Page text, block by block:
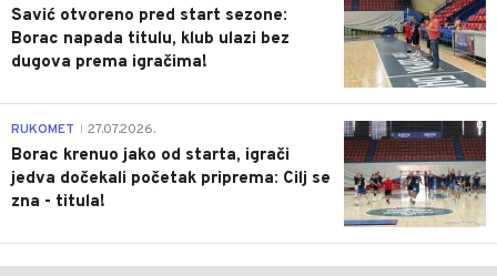
Savić otvoreno pred start sezone:
Borac napada titulu, klub ulazi bez
dugova prema igračima!
0
RUKOMET 27.07.2026.
Borac krenuo jako od starta, igrači
jedva dočekali početak priprema: Cilj se
zna - titula!